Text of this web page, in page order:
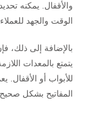
والأقفال. يمكنه
الوقت والجهد للعملاء.
بالإضافة إلى ذلك،
يتمتع بالمعدات
للأبواب أو
المفاتيح بشكل